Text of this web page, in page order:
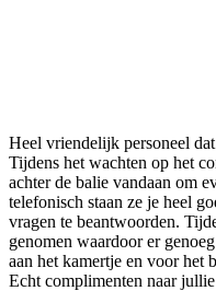
Heel vriendelijk personeel
Tijdens het wachten op het
achter de balie vandaan om
telefonisch staan ze je heel
vragen te beantwoorden.
genomen waardoor er
aan het kamertje en voor het
Echt complimenten naar